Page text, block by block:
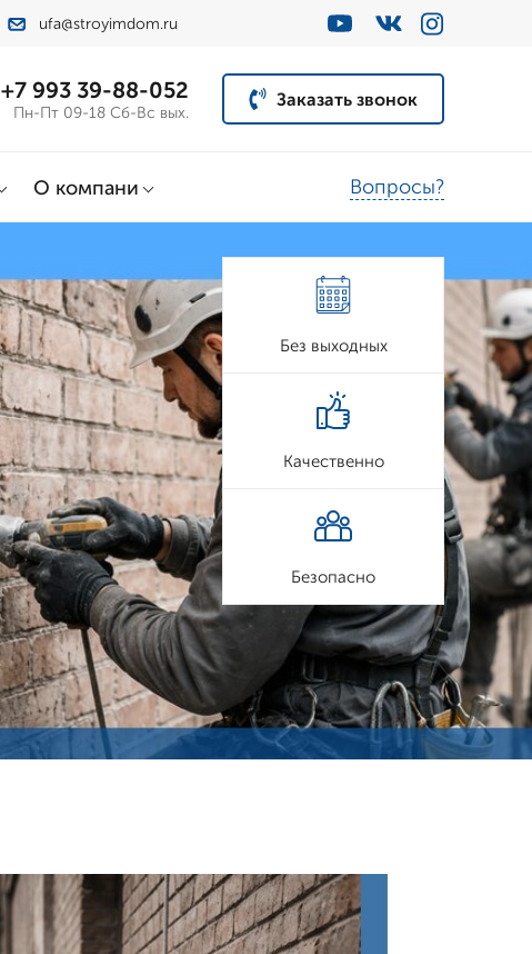
ufa@stroyimdom.ru
+7 993 39-88-052
Пн-Пт 09-18 Сб-Вс вых.
Заказать звонок
О компани Вопросы?
Без выходных
Качественно
Безопасно